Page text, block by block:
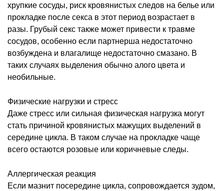
хрупкие сосуды, риск кровянистых следов на белье или
прокладке после секса в этот период возрастает в
разы. Грубый секс также может привести к травме
сосудов, особенно если партнерша недостаточно
возбуждена и влагалище недостаточно смазано. В
таких случаях выделения обычно алого цвета и
необильные.
Физические нагрузки и стресс
Даже стресс или сильная физическая нагрузка могут
стать причиной кровянистых мажущих выделений в
середине цикла. В таком случае на прокладке чаще
всего остаются розовые или коричневые следы.
Аллергическая реакция
Если мазнит посередине цикла, сопровождается зудом,